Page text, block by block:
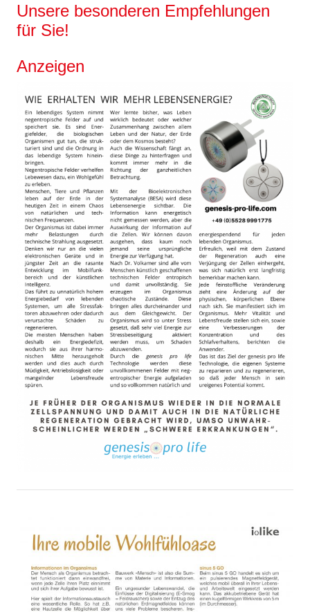
Unsere besonderen Empfehlungen
für Sie!
Anzeigen